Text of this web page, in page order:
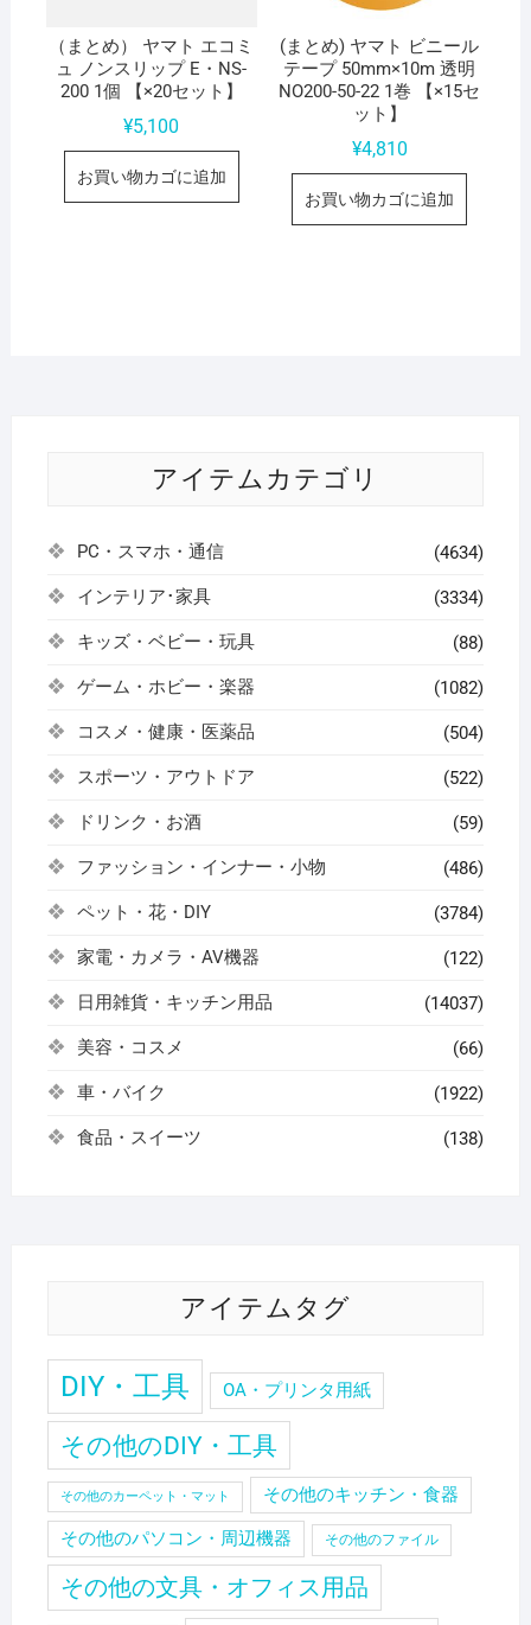
（まとめ） ヤマト エコミ
ュ ノンスリップ E・NS-
200 1個 【×20セット】
¥5,100
お買い物カゴに追加
(まとめ) ヤマト ビニール
テープ 50mm×10m 透明
NO200-50-22 1巻 【×15セ
ット】
¥4,810
お買い物カゴに追加
アイテムカテゴリ
PC・スマホ・通信 (4634)
インテリア･家具 (3334)
キッズ・ベビー・玩具 (88)
ゲーム・ホビー・楽器 (1082)
コスメ・健康・医薬品 (504)
スポーツ・アウトドア (522)
ドリンク・お酒 (59)
ファッション・インナー・小物 (486)
ペット・花・DIY (3784)
家電・カメラ・AV機器 (122)
日用雑貨・キッチン用品 (14037)
美容・コスメ (66)
車・バイク (1922)
食品・スイーツ (138)
アイテムタグ
DIY・工具 OA・プリンタ用紙
その他のDIY・工具
その他のカーペット・マット その他のキッチン・食器
その他のパソコン・周辺機器 その他のファイル
その他の文具・オフィス用品